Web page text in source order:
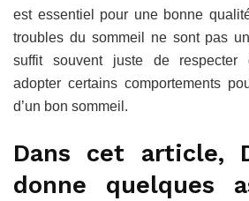
est essentiel pour une bonne
troubles du sommeil ne sont pas
suffit souvent juste de respecter
adopter certains comportements
d’un bon sommeil.
Dans cet article,
donne quelques